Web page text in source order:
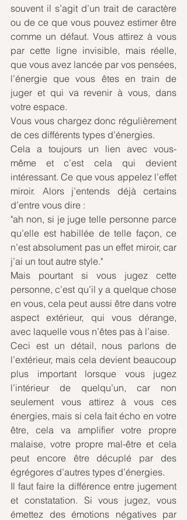
souvent il s’agit d’un trait de caractère
ou de ce que vous pouvez estimer être
comme un défaut. Vous attirez à vous
par cette ligne invisible, mais réelle,
que vous avez lancée par vos pensées,
l’énergie que vous êtes en train de
juger et qui va revenir à vous, dans
votre espace.
Vous vous chargez donc régulièrement
de ces différents types d’énergies.
Cela a toujours un lien avec vous-
même et c’est cela qui devient
intéressant. Ce que vous appelez l’effet
miroir. Alors j’entends déjà certains
d’entre vous dire :
"ah non, si je juge telle personne parce
qu’elle est habillée de telle façon, ce
n’est absolument pas un effet miroir, car
j’ai un tout autre style."
Mais pourtant si vous jugez cette
personne, c’est qu’il y a quelque chose
en vous, cela peut aussi être dans votre
aspect extérieur, qui vous dérange,
avec laquelle vous n’êtes pas à l’aise.
Ceci est un détail, nous parlons de
l’extérieur, mais cela devient beaucoup
plus important lorsque vous jugez
l’intérieur de quelqu’un, car non
seulement vous attirez à vous ces
énergies, mais si cela fait écho en votre
être, cela va amplifier votre propre
malaise, votre propre mal-être et cela
peut encore être décuplé par des
égrégores d’autres types d’énergies.
Il faut faire la différence entre jugement
et constatation. Si vous jugez, vous
émettez des émotions négatives par